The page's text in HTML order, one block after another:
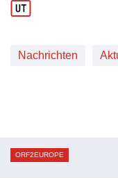
Nachrichten
ORF2EUROPE